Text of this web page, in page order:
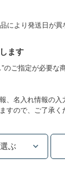
により発送日が異
ます
のご指定が必要な
、名入れ情報の
すので、ご了承く
ぶ